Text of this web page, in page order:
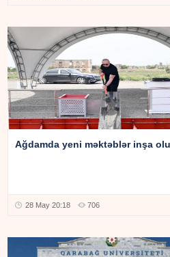
Ağdamda yeni məktəblər inşa
28 May 20:18 706